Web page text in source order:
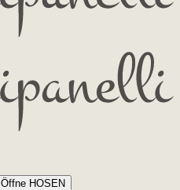
Öffne HOSEN